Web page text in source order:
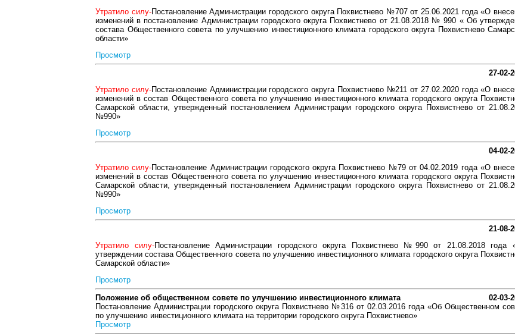
Утратило силу-Постановление Администрации городского округа Похвистнево №707 от 25.06.2021 года «О
изменений в постановление Администрации городского округа Похвистнево от 21.08.2018 № 990 « Об
состава Общественного совета по улучшению инвестиционного климата городского округа Похвистнево
области»
Просмотр
27-02-
Утратило силу-Постановление Администрации городского округа Похвистнево №211 от 27.02.2020 года «О
изменений в состав Общественного совета по улучшению инвестиционного климата городского округа
Самарской области, утвержденный постановлением Администрации городского округа Похвистнево от
№990»
Просмотр
04-02-
Утратило силу-Постановление Администрации городского округа Похвистнево №79 от 04.02.2019 года «О
изменений в состав Общественного совета по улучшению инвестиционного климата городского округа
Самарской области, утвержденный постановлением Администрации городского округа Похвистнево от
№990»
Просмотр
21-08-
Утратило силу-Постановление Администрации городского округа Похвистнево №990 от 21.08.2018 года
утверждении состава Общественного совета по улучшению инвестиционного климата городского округа
Самарской области»
Просмотр
02-03-
Положение об общественном совете по улучшению инвестиционного климата
Постановление Администрации городского округа Похвистнево №316 от 02.03.2016 года «Об Общественном
по улучшению инвестиционного климата на территории городского округа Похвистнево»
Просмотр